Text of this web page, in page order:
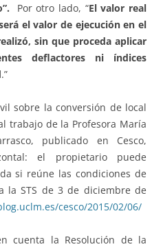
Por otro lado, “El valor real
el valor de ejecución en el
sin que proceda aplicar
deflactores ni índices
.”
sobre la conversión de local
trabajo de la Profesora María
publicado en Cesco,
el propietario puede
si reúne las condiciones de
la STS de 3 de diciembre de
cesco/2015/02/06/
cuenta la Resolución de la